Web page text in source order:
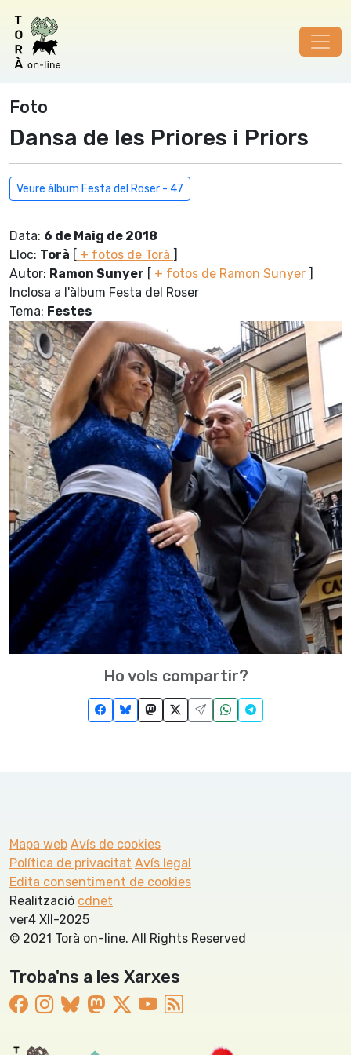
Foto
Dansa de les Priores i Priors
Veure àlbum Festa del Roser - 47
Data: 6 de Maig de 2018
Lloc: Torà [ + fotos de Torà ]
Autor: Ramon Sunyer [ + fotos de Ramon Sunyer ]
Inclosa a l'àlbum Festa del Roser
Tema: Festes
Ho vols compartir?
Mapa web Avís de cookies
Política de privacitat Avís legal
Edita consentiment de cookies
Realització cdnet
ver4 XII-2025
© 2021 Torà on-line. All Rights Reserved
Troba'ns a les Xarxes